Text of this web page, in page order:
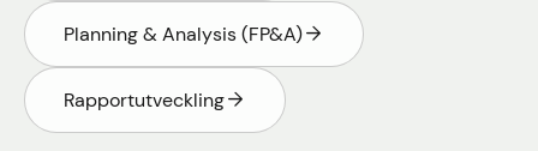
Planning & Analysis (FP&A)
Rapportutveckling